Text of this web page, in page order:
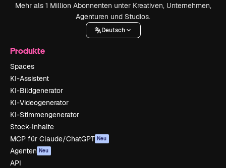
Mehr als 1 Million Abonnenten unter Kreativen, Unternehmen,
Agenturen und Studios.
Deutsch
Produkte
Spaces
KI-Assistent
KI-Bildgenerator
KI-Videogenerator
KI-Stimmengenerator
Stock-Inhalte
MCP für Claude/ChatGPT Neu
Agenten Neu
API